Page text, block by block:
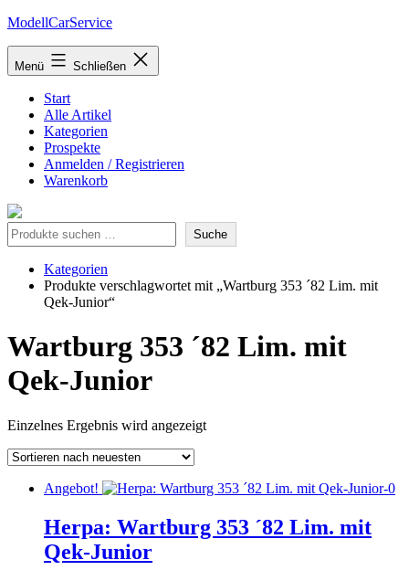
Zum
springen
ModellCarService
Menü Schließen
Start
Alle Artikel
Kategorien
Prospekte
Anmelden / Registrieren
Warenkorb
Suche Suche
Kategorien
Produkte verschlagwortet mit „Wartburg 353 ´82 Lim. mit
Qek-Junior“
Wartburg 353 ´82 Lim. mit
Qek-Junior
Einzelnes Ergebnis wird angezeigt
Angebot!
Herpa: Wartburg 353 ´82 Lim. mit
Qek-Junior